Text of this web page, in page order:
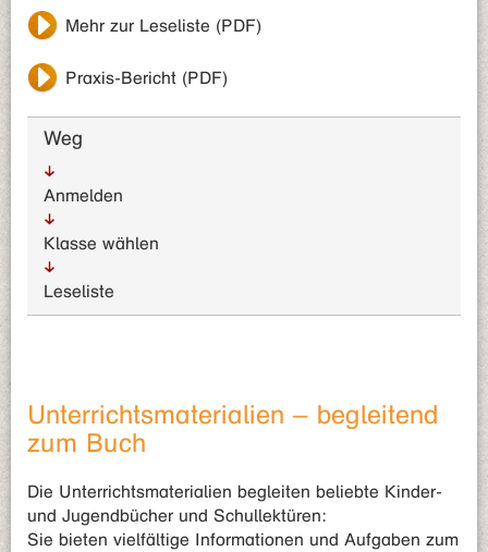
Mehr zur Leseliste (PDF)
Praxis-Bericht (PDF)
Weg
Anmelden
Klasse wählen
Leseliste
Unterrichtsmaterialien – begleitend
zum Buch
Die Unterrichtsmaterialien begleiten beliebte Kinder-
und Jugendbücher und Schullektüren:
Sie bieten vielfältige Informationen und Aufgaben zum